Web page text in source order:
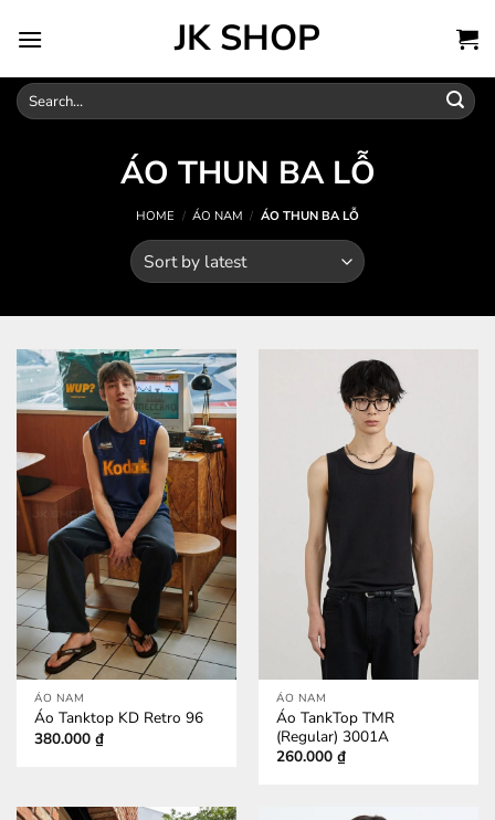
JK SHOP
Search
for:
ÁO THUN BA LỖ
HOME / ÁO NAM / ÁO THUN BA LỖ
ÁO NAM
Áo Tanktop KD Retro 96
380.000₫
ÁO NAM
Áo TankTop TMR
(Regular) 3001A
260.000₫